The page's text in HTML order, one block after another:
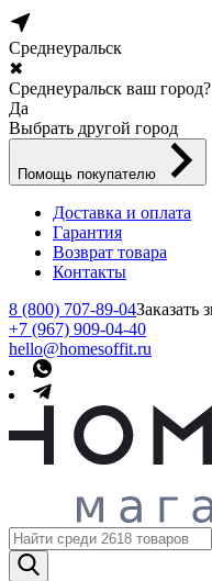
Среднеуральск
✖
Среднеуральск ваш город?
Да
Выбрать другой город
Помощь покупателю
Доставка и оплата
Гарантия
Возврат товара
Контакты
8 (800) 707-89-04Заказать
+7 (967) 909-04-40
hello@homesoffit.ru